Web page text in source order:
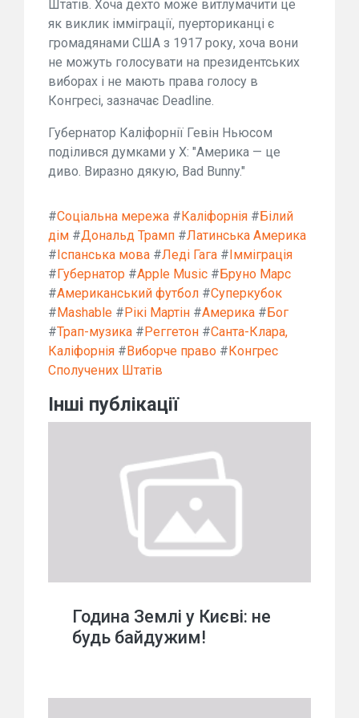
Штатів. Хоча дехто може витлумачити це
як виклик імміграції, пуерториканці є
громадянами США з 1917 року, хоча вони
не можуть голосувати на президентських
виборах і не мають права голосу в
Конгресі, зазначає Deadline.
Губернатор Каліфорнії Гевін Ньюсом
поділився думками у X: "Америка — це
диво. Виразно дякую, Bad Bunny."
#Соціальна мережа #Каліфорнія #Білий
дім #Дональд Трамп #Латинська Америка
#Іспанська мова #Леді Гага #Імміграція
#Губернатор #Apple Music #Бруно Марс
#Американський футбол #Суперкубок
#Mashable #Рікі Мартін #Америка #Бог
#Трап-музика #Реггетон #Санта-Клара,
Каліфорнія #Виборче право #Конгрес
Сполучених Штатів
Інші публікації
Година Землі у Києві: не
будь байдужим!